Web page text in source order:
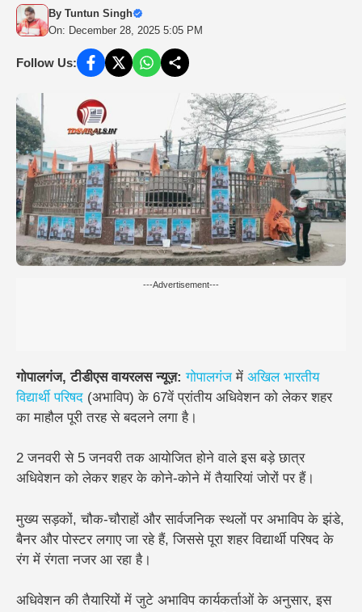
By Tuntun Singh
On: December 28, 2025 5:05 PM
Follow Us:
---Advertisement---
गोपालगंज, टीडीएस वायरलस न्यूज़: गोपालगंजमें अखिल भारतीय
विद्यार्थी परिषद (अभाविप) के 67वें प्रांतीय अधिवेशन को लेकर शहर
का माहौल पूरी तरह से बदलने लगा है।
2 जनवरी से 5 जनवरी तक आयोजित होने वाले इस बड़े छात्र
अधिवेशन को लेकर शहर के कोने-कोने में तैयारियां जोरों पर हैं।
मुख्य सड़कों, चौक-चौराहों और सार्वजनिक स्थलों पर अभाविप के झंडे,
बैनर और पोस्टर लगाए जा रहे हैं, जिससे पूरा शहर विद्यार्थी परिषद के
रंग में रंगता नजर आ रहा है।
अधिवेशन की तैयारियों में जुटे अभाविप कार्यकर्ताओं के अनुसार, इस